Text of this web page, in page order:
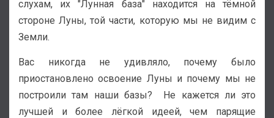
слухам, их "Лунная база" находится на тёмной
стороне Луны, той части, которую мы не видим с
Земли.
Вас никогда не удивляло, почему было
приостановлено освоение Луны и почему мы не
построили там наши базы? Не кажется ли это
лучшей и более лёгкой идеей, чем парящие